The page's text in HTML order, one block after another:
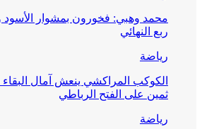
محمد وهبي: فخورون بمشوار الأسود
ربع النهائي
رياضة
الكوكب المراكشي ينعش آمال
ثمين على الفتح الرباطي
رياضة